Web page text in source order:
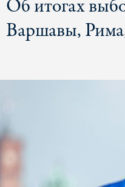
Об итогах
Варшавы,